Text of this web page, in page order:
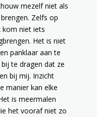
mezelf niet als
Zelfs op
kom niet iets
Het is niet
panklaar aan te
te dragen dat ze
bij mij. Inzicht
manier kan elke
is meermalen
het vooraf niet zo